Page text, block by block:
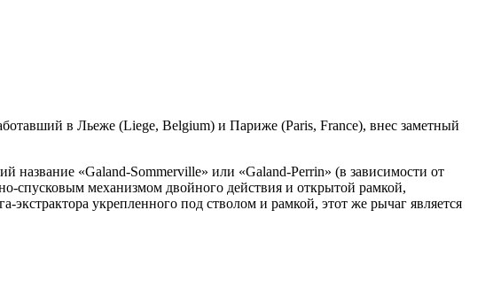
в Льеже (Liege, Belgium) и Париже (Paris, France), внес заметный
название «Galand-Sommerville» или «Galand-Perrin» (в зависимости от
спусковым механизмом двойного действия и открытой рамкой,
укрепленного под стволом и рамкой, этот же рычаг является